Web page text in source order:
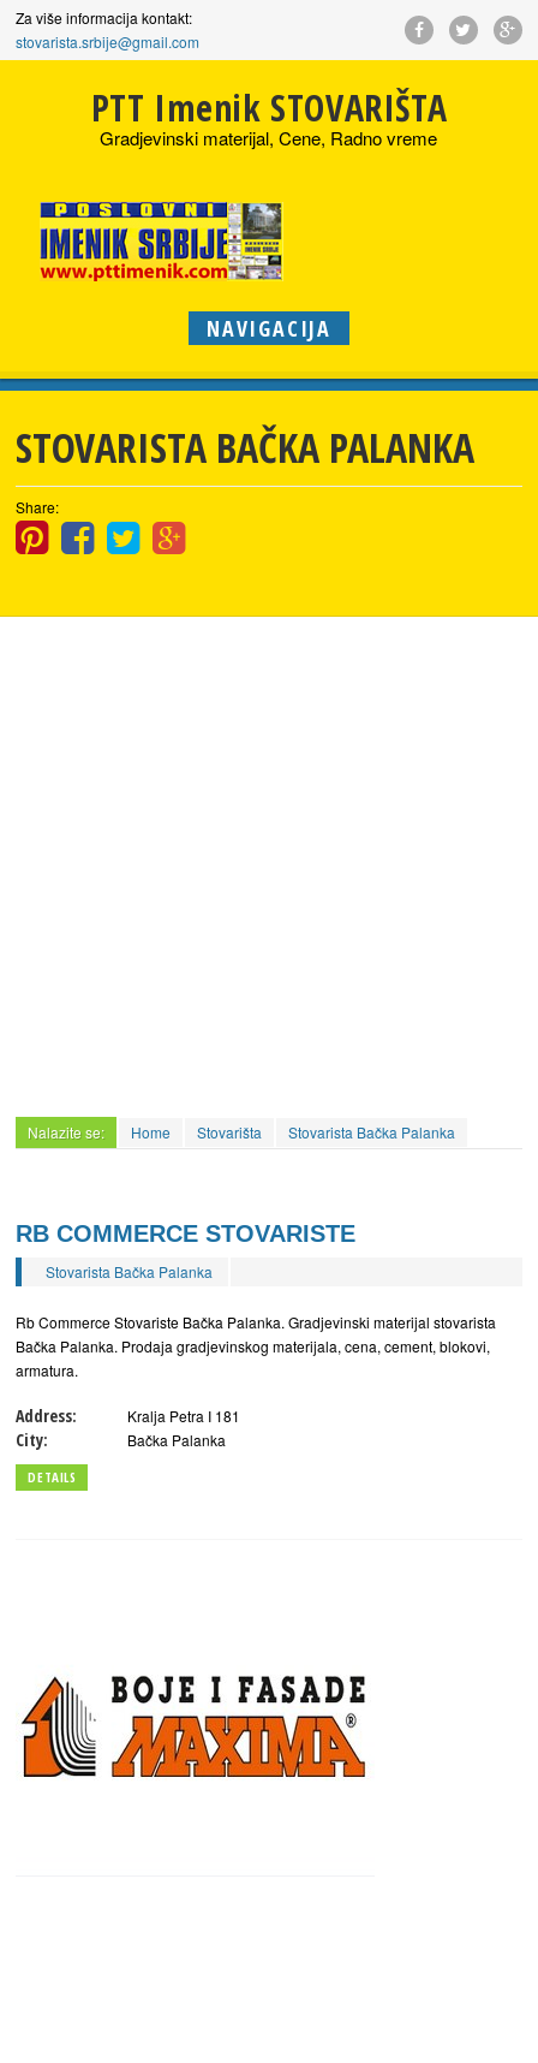
Za više informacija kontakt:
stovarista.srbije@gmail.com
PTT Imenik STOVARIŠTA
Gradjevinski materijal, Cene, Radno vreme
NAVIGACIJA
STOVARISTA BAČKA PALANKA
Share:
Nalazite se: Home Stovarišta Stovarista Bačka Palanka
RB COMMERCE STOVARISTE
Stovarista Bačka Palanka
Rb Commerce Stovariste Bačka Palanka. Gradjevinski materijal stovarista
Bačka Palanka. Prodaja gradjevinskog materijala, cena, cement, blokovi,
armatura.
Address: Kralja Petra I 181
City: Bačka Palanka
DETAILS